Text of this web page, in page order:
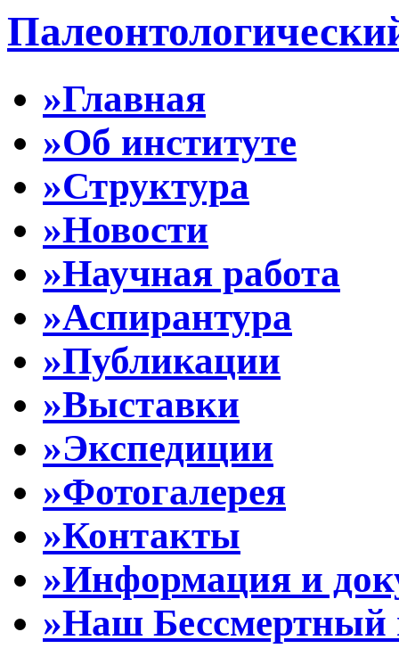
»Главная
»Об институте
»Структура
»Новости
»Научная работа
»Аспирантура
»Публикации
»Выставки
»Экспедиции
»Фотогалерея
»Контакты
»Информация и
»Наш Бессмертный